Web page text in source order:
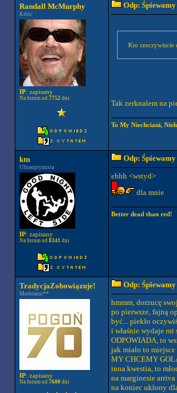
Randall McMurphy
Kibic
IP: zapisany
Na forum od 7752dni
Odp:
Kto rzeczywiscie
Tak zerknalem na
To My Niechciani,
ktn
Ultraoptymista
IP: zapisany
Na forum od 8341 dni
Odp:
ehhh <wstyd>
dla mnie
Better dead than red!
TradycjaZobowiązuje!
Moderator**
IP: zapisany
Na forum od 7600dni
Odp:
hmmm, dorzucę
po pierwsze, fajną
być... piekło
i właśnie wydaje
ODPOWIADA, to
jak miało to
MY CHCEMY
inna kwestia, to
na marginesie
na koniec ukłony